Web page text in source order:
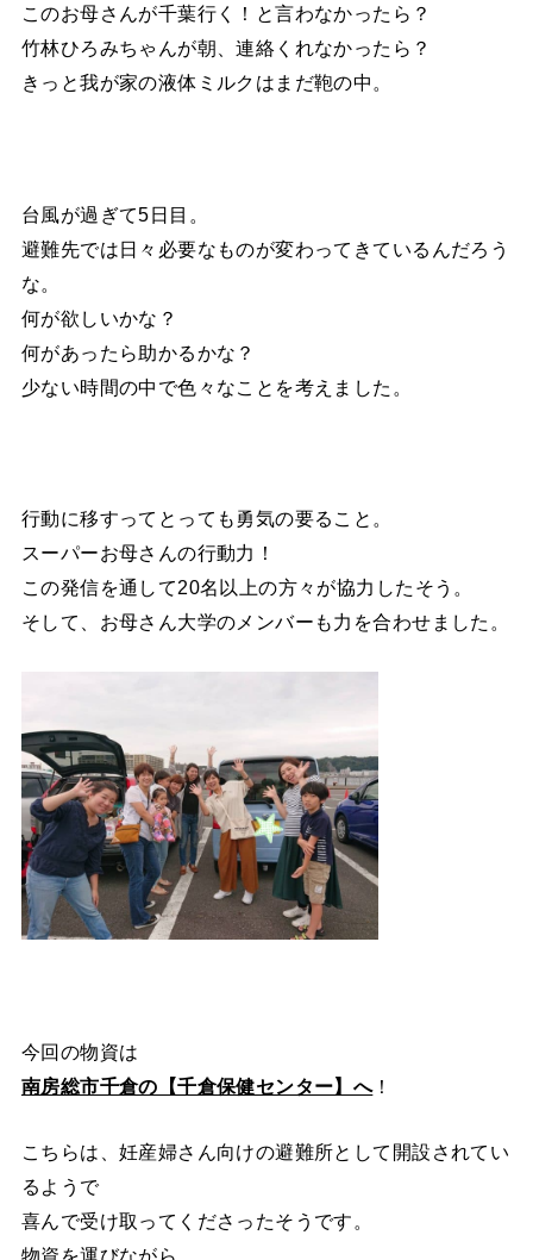
このお母さんが千葉行く！と言わなかったら？
竹林ひろみちゃんが朝、連絡くれなかったら？
きっと我が家の液体ミルクはまだ鞄の中。
台風が過ぎて5日目。
避難先では日々必要なものが変わってきているんだろう
な。
何が欲しいかな？
何があったら助かるかな？
少ない時間の中で色々なことを考えました。
行動に移すってとっても勇気の要ること。
スーパーお母さんの行動力！
この発信を通して20名以上の方々が協力したそう。
そして、お母さん大学のメンバーも力を合わせました。
今回の物資は
南房総市千倉の【千倉保健センター】へ！
こちらは、妊産婦さん向けの避難所として開設されてい
るようで
喜んで受け取ってくださったそうです。
物資を運びながら